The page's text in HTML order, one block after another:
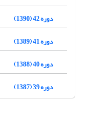
دوره 42 (1390)
دوره 41 (1389)
دوره 40 (1388)
دوره 39 (1387)